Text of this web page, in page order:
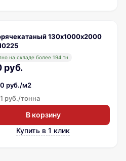
130х1000х2000
на складе более 194 тн
руб.
руб./м2
руб./тонна
В корзину
Купить в 1 клик